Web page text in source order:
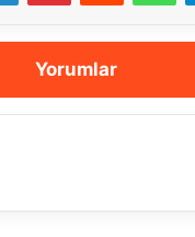
Yorumlar